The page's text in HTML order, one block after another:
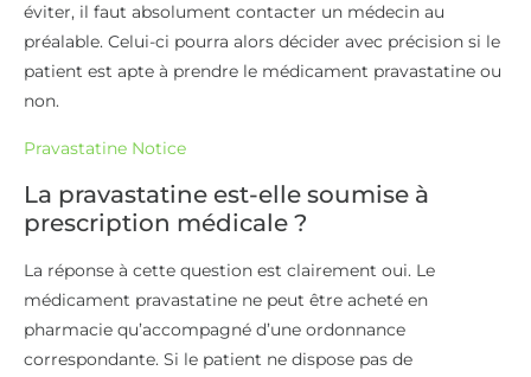
éviter, il faut absolument contacter un médecin au
préalable. Celui-ci pourra alors décider avec précision si le
patient est apte à prendre le médicament pravastatine ou
non.
Pravastatine Notice
La pravastatine est-elle soumise à
prescription médicale ?
La réponse à cette question est clairement oui. Le
médicament pravastatine ne peut être acheté en
pharmacie qu’accompagné d’une ordonnance
correspondante. Si le patient ne dispose pas de